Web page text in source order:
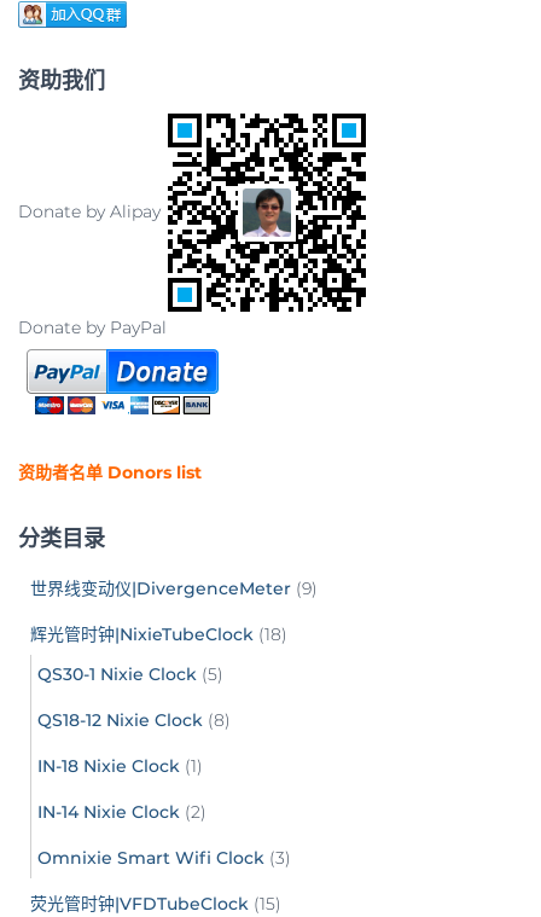
资助我们
Donate by Alipay
Donate by PayPal
资助者名单 Donors list
分类目录
世界线变动仪|DivergenceMeter (9)
辉光管时钟|NixieTubeClock (18)
QS30-1 Nixie Clock (5)
QS18-12 Nixie Clock (8)
IN-18 Nixie Clock (1)
IN-14 Nixie Clock (2)
Omnixie Smart Wifi Clock (3)
荧光管时钟|VFDTubeClock (15)